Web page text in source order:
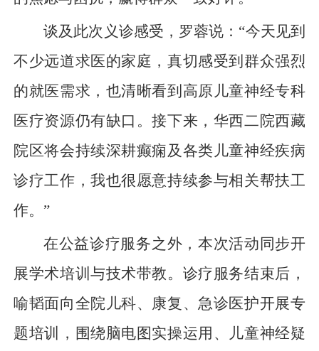
谈及此次义诊感受，罗蓉说：“今天见到
不少远道求医的家庭，真切感受到群众强烈
的就医需求，也清晰看到高原儿童神经专科
医疗资源仍有缺口。接下来，华西二院西藏
院区将会持续深耕癫痫及各类儿童神经疾病
诊疗工作，我也很愿意持续参与相关帮扶工
作。”
在公益诊疗服务之外，本次活动同步开
展学术培训与技术带教。诊疗服务结束后，
喻韬面向全院儿科、康复、急诊医护开展专
题培训，围绕脑电图实操运用、儿童神经疑